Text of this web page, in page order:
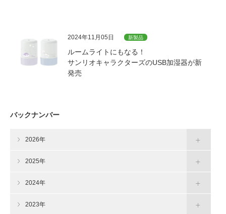
2024年11月05日 新製品
ルームライトにもなる！
サンリオキャラクターズのUSB加湿器が新
発売
バックナンバー
2026年
2025年
2024年
2023年